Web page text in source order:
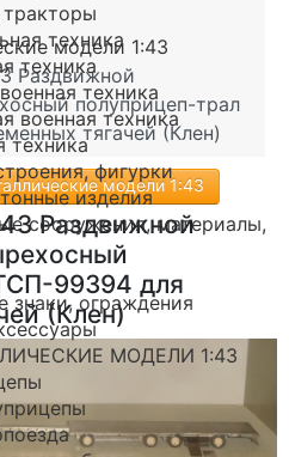
техника
техника
техника
военная техника
техника
фигурки
изделия
сооружения, материалы,
ограждения
МОДЕЛИ 1:43
модели 1:43
Раздвижной
полуприцеп-трал
тягачей (Клен)
модели 1:43
Раздвижной
99394 для
(Клен)